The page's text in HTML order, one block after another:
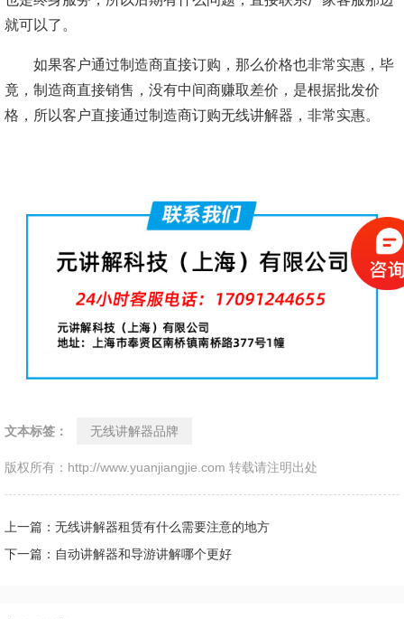
就可以了。
如果客户通过制造商直接订购，那么价格也非常实惠，毕
竟，制造商直接销售，没有中间商赚取差价，是根据批发价
格，所以客户直接通过制造商订购无线讲解器，非常实惠。
文本标签： 无线讲解器品牌
版权所有：http://www.yuanjiangjie.com 转载请注明出处
上一篇：无线讲解器租赁有什么需要注意的地方
下一篇：自动讲解器和导游讲解哪个更好